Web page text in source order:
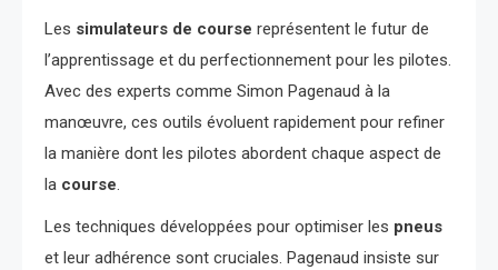
Les simulateurs de course représentent le futur de
l’apprentissage et du perfectionnement pour les pilotes.
Avec des experts comme Simon Pagenaud à la
manœuvre, ces outils évoluent rapidement pour refiner
la manière dont les pilotes abordent chaque aspect de
la course.
Les techniques développées pour optimiser les pneus
et leur adhérence sont cruciales. Pagenaud insiste sur